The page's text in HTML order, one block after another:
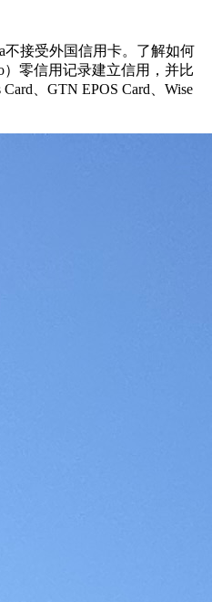
不接受外国信用卡。了解如何
）零信用记录建立信用，并比
、GTN EPOS Card、Wise